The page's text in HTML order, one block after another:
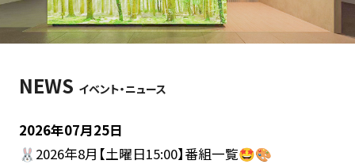
イベントニュース
予約状況
NEWS イベント・ニュース
2026年07月25日
🐰2026年8月【土曜日15:00】番組一覧🤩🎨